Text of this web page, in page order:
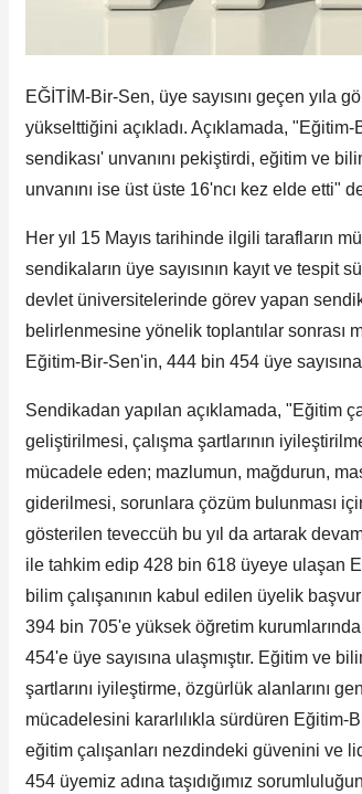
EĞİTİM-Bir-Sen, üye sayısını geçen yıla
yükselttiğini açıkladı. Açıklamada,
sendikası' unvanını pekiştirdi, eğitim ve
unvanını ise üst üste 16'ncı kez elde etti"
Her yıl 15 Mayıs tarihinde ilgili tarafların
sendikaların üye sayısının kayıt ve tespit
devlet üniversitelerinde görev yapan
belirlenmesine yönelik toplantılar sonrası
Eğitim-Bir-Sen'in, 444 bin 454 üye
Sendikadan yapılan açıklamada, "Eğitim
geliştirilmesi, çalışma şartlarının
mücadele eden; mazlumun, mağdurun,
giderilmesi, sorunlara çözüm bulunması
gösterilen teveccüh bu yıl da artarak
ile tahkim edip 428 bin 618 üyeye ulaşan
bilim çalışanının kabul edilen üyelik
394 bin 705'e yüksek öğretim
454'e üye sayısına ulaşmıştır. Eğitim ve
şartlarını iyileştirme, özgürlük alanlarını
mücadelesini kararlılıkla sürdüren Eğitim-
eğitim çalışanları nezdindeki güvenini ve
454 üyemiz adına taşıdığımız